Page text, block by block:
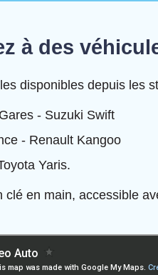
à des
disponibles depuis les
- Suzuki Swift
- Renault Kangoo
Yaris.
clé en main, accessible